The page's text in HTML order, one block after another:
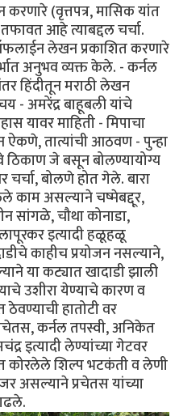
(वृत्तपत्र, मासिक यांत
आहे त्याबद्दल चर्चा.
लेखन प्रकाशित करणारे
अनुभव व्यक्त केले. - कर्नल
हिंदीतून मराठी लेखन
- अमरेंद्र बाहूबली यांचे
यावर माहिती - मिपाचा
ऐकणे, तात्यांची आठवण - पुन्हा
ठिकाण जे बसून बोलण्यायोग्य
बोलणे होत गेले. बारा
असल्याने चष्मेबद्दूर,
सांगळे, चौथा कोनाडा,
इत्यादी हळूहळू
काहीच प्रयोजन नसल्याने,
या कट्यात खादाडी झाली
उशीरा येण्याचे कारण व
हातोटी वर
कर्नल तपस्वी, अनिकेत
इत्यादी लेण्यांच्या गेटवर
कोरलेले शिल्प भटकंती व लेणी
असल्याने प्रचेतस यांच्या